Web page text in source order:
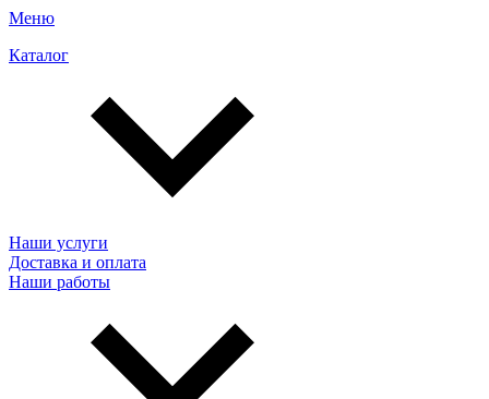
Меню
Каталог
Наши услуги
Доставка и оплата
Наши работы